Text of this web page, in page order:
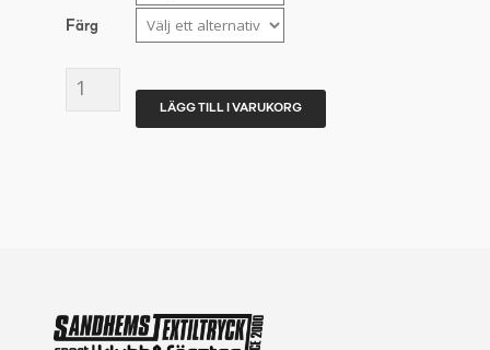
Färg
Craft
LÄGG TILL I VARUKORG